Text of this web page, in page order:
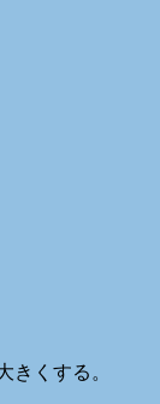
きくする。